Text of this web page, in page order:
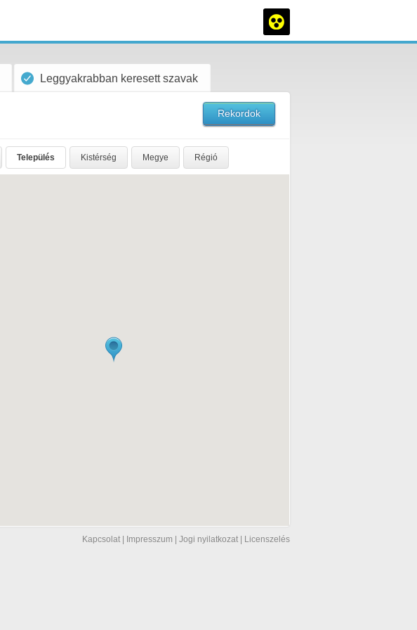
Leggyakrabban keresett szavak
Rekordok
Település Kistérség Megye Régió
Kapcsolat Impresszum Jogi nyilatkozat Licenszelés